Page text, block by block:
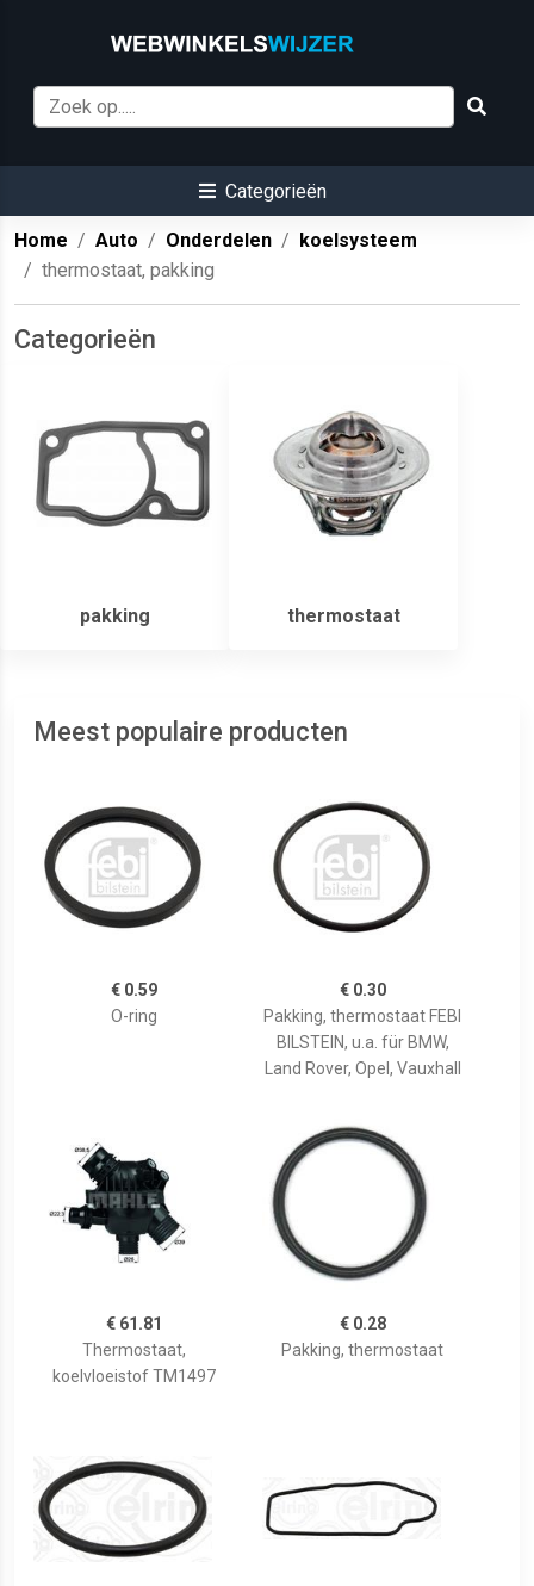
Categorieën
Home Auto Onderdelen
koelsysteem
thermostaat, pakking
Categorieën
pakking thermostaat
Meest populaire producten
€ 0.59
O-ring
€ 0.30
Pakking, thermostaat FEBI
BILSTEIN, u.a. für BMW,
Land Rover, Opel, Vauxhall
€ 61.81
Thermostaat,
koelvloeistof TM1497
€ 0.28
Pakking, thermostaat